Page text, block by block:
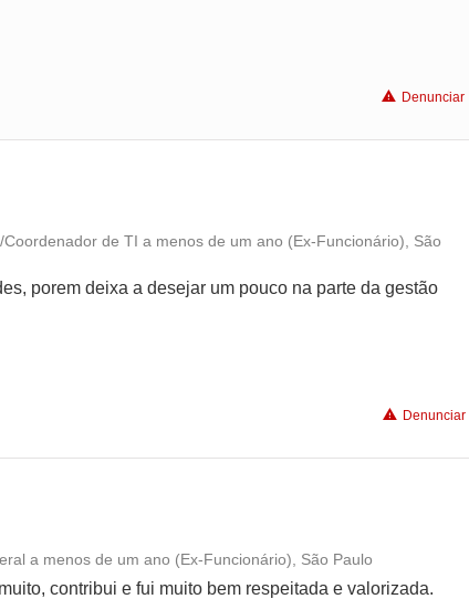
Denunciar
de TI a menos de um ano (Ex-Funcionário), São
porem deixa a desejar um pouco na parte da gestão
Denunciar
Conciliação com a vida familiar
a menos de um ano (Ex-Funcionário), São Paulo
contribui e fui muito bem respeitada e valorizada.